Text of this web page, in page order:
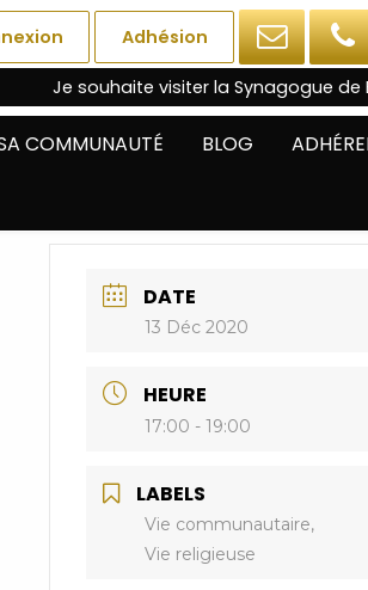
Adhésion
Je souhaite visiter la Synagogue de
COMMUNAUTÉ BLOG
DATE
13 Déc 2020
HEURE
17:00 - 19:00
LABELS
Vie communautaire,
Vie religieuse